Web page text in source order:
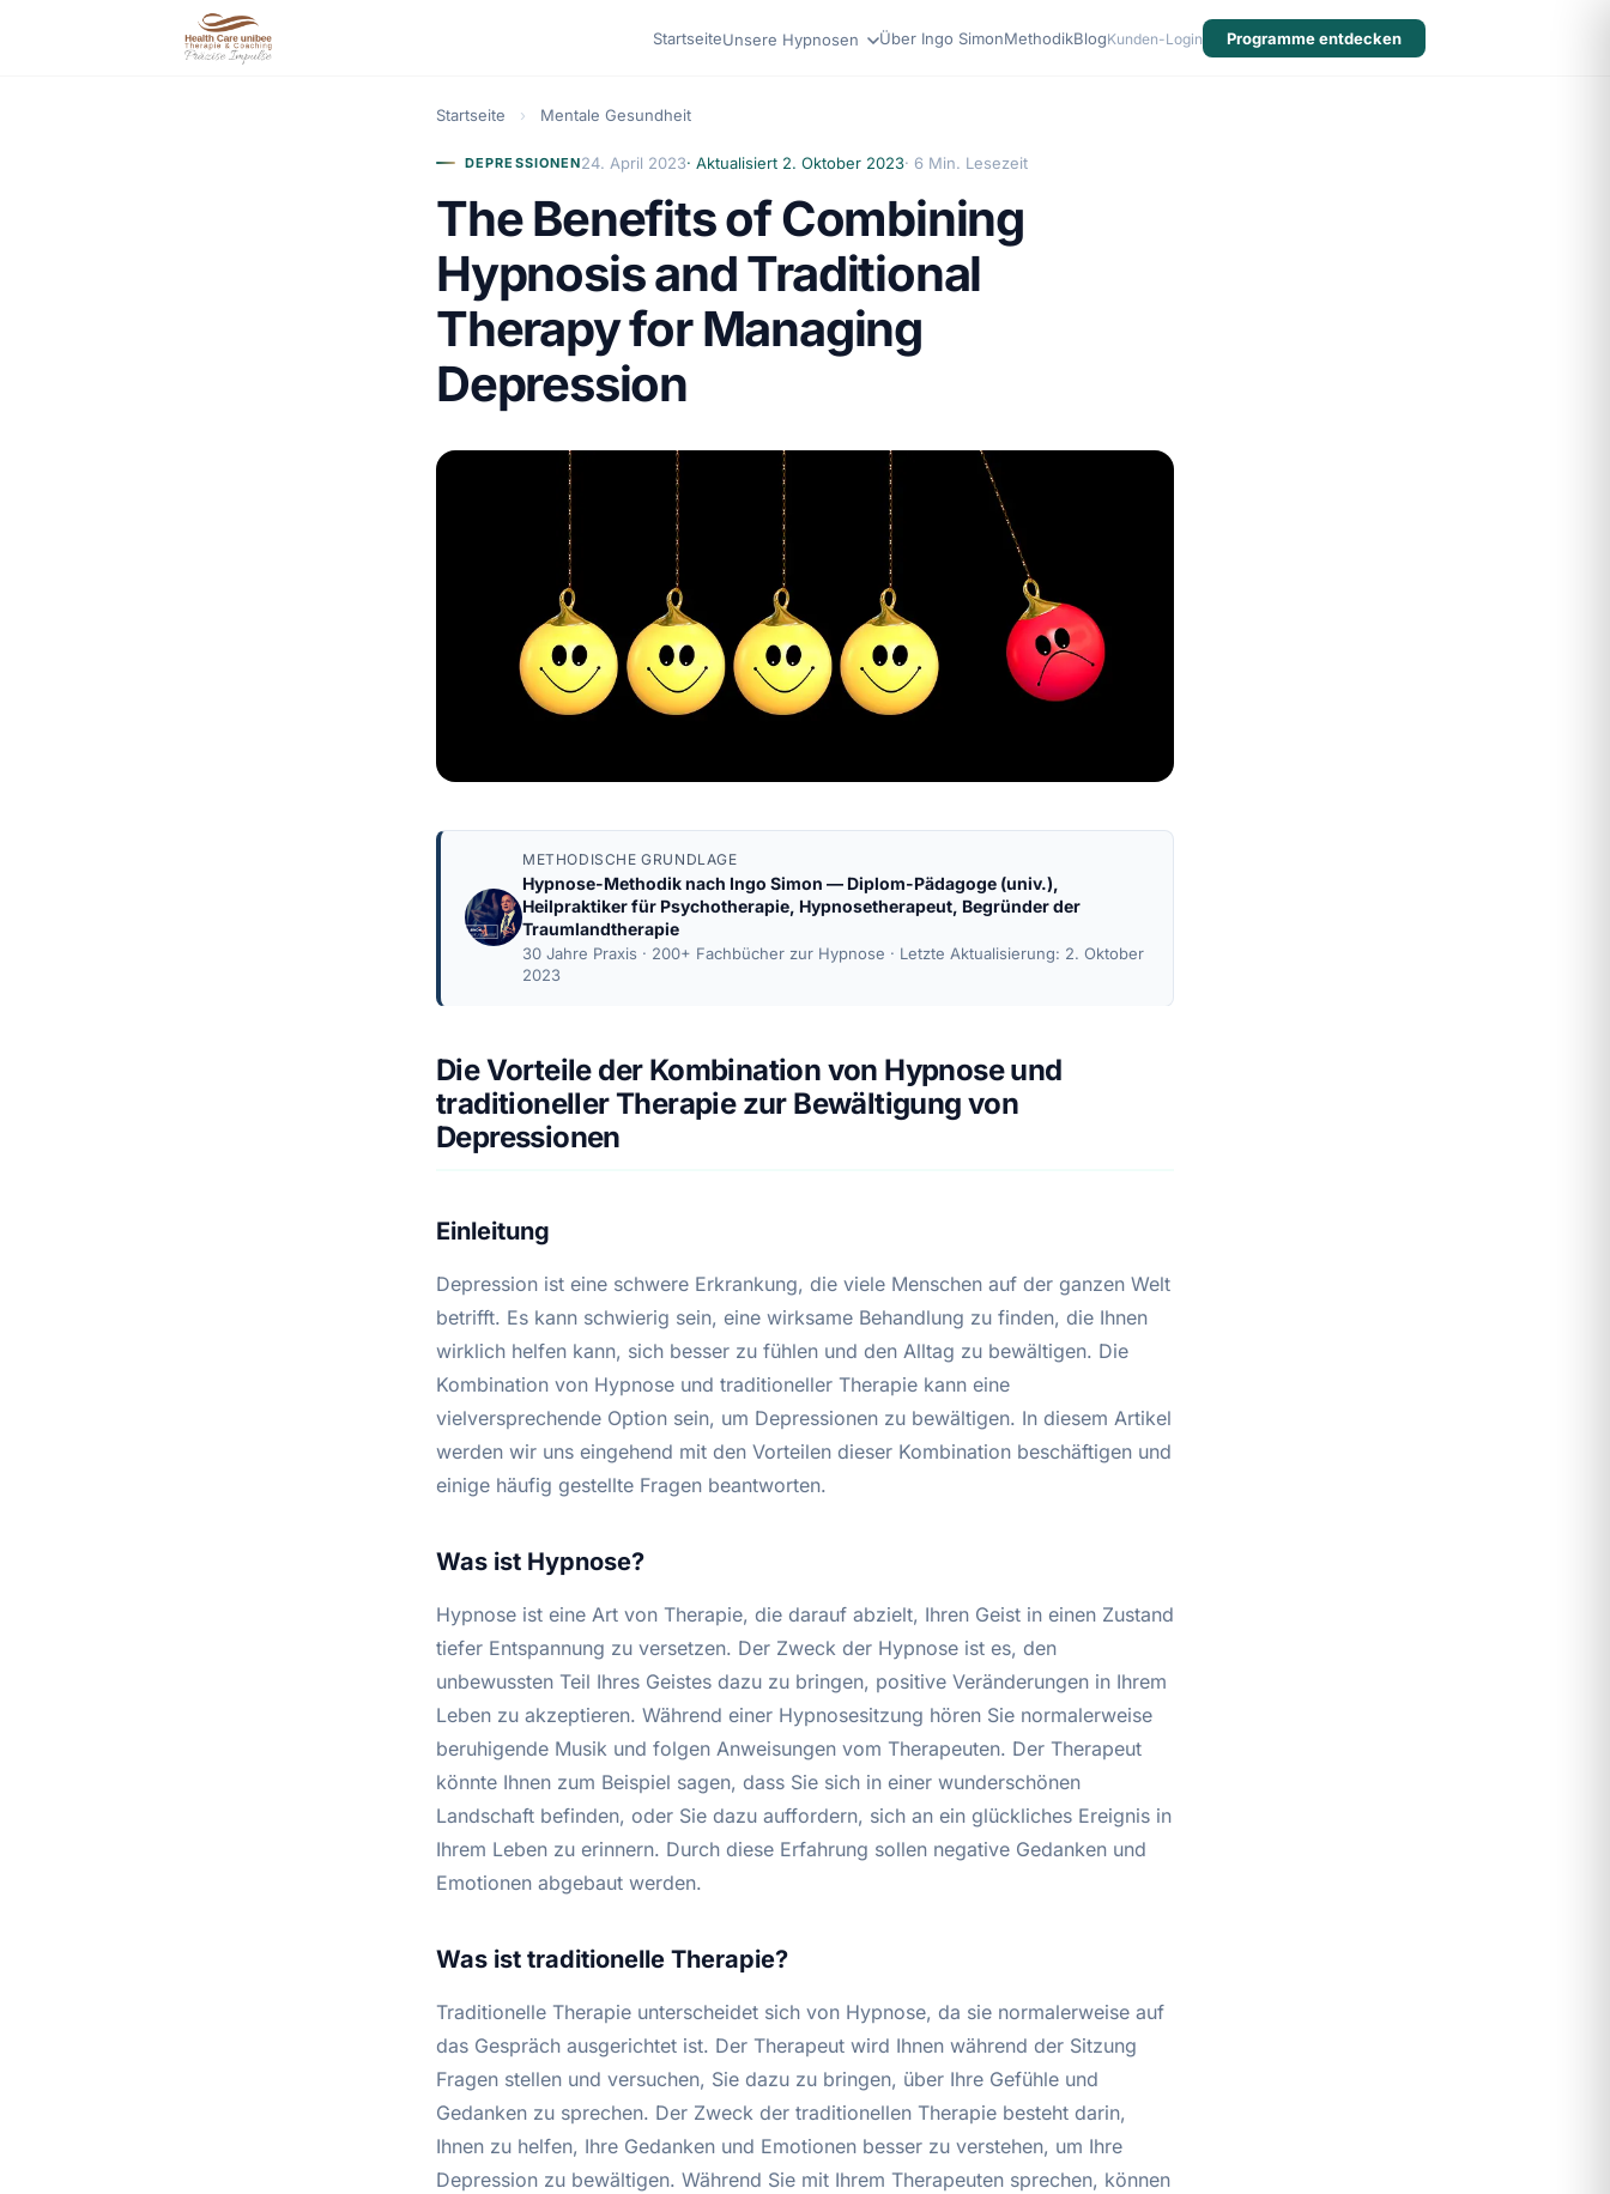
StartseiteUnsere Hypnosen Über Ingo SimonMethodikBlogKunden-Login Programme entdecken
Startseite › Mentale Gesundheit
DEPRESSIONEN24. April 2023· Aktualisiert 2. Oktober 2023· 6 Min. Lesezeit
The Benefits of Combining
Hypnosis and Traditional
Therapy for Managing
Depression
METHODISCHE GRUNDLAGE
Hypnose-Methodik nach Ingo Simon — Diplom-Pädagoge (univ.),
Heilpraktiker für Psychotherapie, Hypnosetherapeut, Begründer der
Traumlandtherapie
30 Jahre Praxis · 200+ Fachbücher zur Hypnose · Letzte Aktualisierung: 2. Oktober
2023
Die Vorteile der Kombination von Hypnose und
traditioneller Therapie zur Bewältigung von
Depressionen
Einleitung
Depression ist eine schwere Erkrankung, die viele Menschen auf der ganzen Welt
betrifft. Es kann schwierig sein, eine wirksame Behandlung zu finden, die Ihnen
wirklich helfen kann, sich besser zu fühlen und den Alltag zu bewältigen. Die
Kombination von Hypnose und traditioneller Therapie kann eine
vielversprechende Option sein, um Depressionen zu bewältigen. In diesem Artikel
werden wir uns eingehend mit den Vorteilen dieser Kombination beschäftigen und
einige häufig gestellte Fragen beantworten.
Was ist Hypnose?
Hypnose ist eine Art von Therapie, die darauf abzielt, Ihren Geist in einen Zustand
tiefer Entspannung zu versetzen. Der Zweck der Hypnose ist es, den
unbewussten Teil Ihres Geistes dazu zu bringen, positive Veränderungen in Ihrem
Leben zu akzeptieren. Während einer Hypnosesitzung hören Sie normalerweise
beruhigende Musik und folgen Anweisungen vom Therapeuten. Der Therapeut
könnte Ihnen zum Beispiel sagen, dass Sie sich in einer wunderschönen
Landschaft befinden, oder Sie dazu auffordern, sich an ein glückliches Ereignis in
Ihrem Leben zu erinnern. Durch diese Erfahrung sollen negative Gedanken und
Emotionen abgebaut werden.
Was ist traditionelle Therapie?
Traditionelle Therapie unterscheidet sich von Hypnose, da sie normalerweise auf
das Gespräch ausgerichtet ist. Der Therapeut wird Ihnen während der Sitzung
Fragen stellen und versuchen, Sie dazu zu bringen, über Ihre Gefühle und
Gedanken zu sprechen. Der Zweck der traditionellen Therapie besteht darin,
Ihnen zu helfen, Ihre Gedanken und Emotionen besser zu verstehen, um Ihre
Depression zu bewältigen. Während Sie mit Ihrem Therapeuten sprechen, können